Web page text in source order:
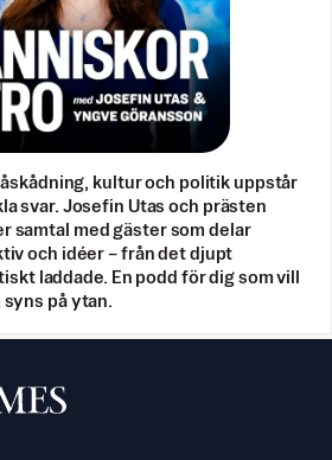
kultur och politik uppstår
svar. Josefin Utas och prästen
samtal med gäster som delar
och idéer – från det djupt
laddade. En podd för dig som vill
på ytan.